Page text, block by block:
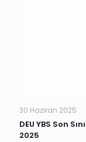
30 Haziran 2025
DEU YBS Son
2025